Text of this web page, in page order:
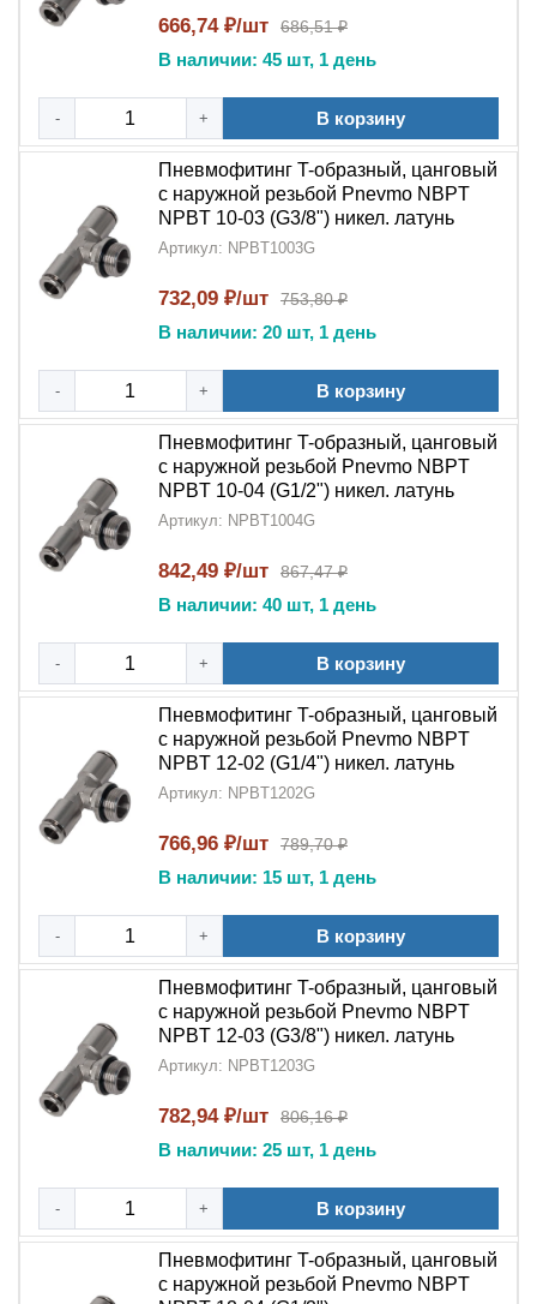
666,74 ₽/шт 686,51 ₽
В наличии: 45 шт, 1 день
- + В корзину
Пневмофитинг T-образный, цанговый
с наружной резьбой Pnevmo NBPT
NPBT 10-03 (G3/8") никел. латунь
Артикул: NPBT1003G
732,09 ₽/шт 753,80 ₽
В наличии: 20 шт, 1 день
- + В корзину
Пневмофитинг T-образный, цанговый
с наружной резьбой Pnevmo NBPT
NPBT 10-04 (G1/2") никел. латунь
Артикул: NPBT1004G
842,49 ₽/шт 867,47 ₽
В наличии: 40 шт, 1 день
- + В корзину
Пневмофитинг T-образный, цанговый
с наружной резьбой Pnevmo NBPT
NPBT 12-02 (G1/4") никел. латунь
Артикул: NPBT1202G
766,96 ₽/шт 789,70 ₽
В наличии: 15 шт, 1 день
- + В корзину
Пневмофитинг T-образный, цанговый
с наружной резьбой Pnevmo NBPT
NPBT 12-03 (G3/8") никел. латунь
Артикул: NPBT1203G
782,94 ₽/шт 806,16 ₽
В наличии: 25 шт, 1 день
- + В корзину
Пневмофитинг T-образный, цанговый
с наружной резьбой Pnevmo NBPT